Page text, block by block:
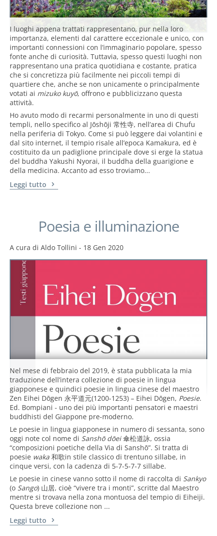
I luoghi appena trattati rappresentano, pur nella loro
importanza, elementi dal carattere eccezionale e unico, con
importanti connessioni con l’immaginario popolare, spesso
fonte anche di curiosità. Tuttavia, spesso questi luoghi non
rappresentano una pratica quotidiana e costante, pratica
che si concretizza più facilmente nei piccoli tempi di
quartiere che, anche se non unicamente o principalmente
votati ai mizuko kuyō, offrono e pubblicizzano questa
attività.
Ho avuto modo di recarmi personalmente in uno di questi
templi, nello specifico al Jōshōji 常性寺, nell’area di Chufu
nella periferia di Tokyo. Come si può leggere dai volantini e
dal sito internet, il tempio risale all’epoca Kamakura, ed è
costituito da un padiglione principale dove si erge la statua
del buddha Yakushi Nyorai, il buddha della guarigione e
della medicina. Accanto ad esso troviamo...
Leggi tutto
Poesia e illuminazione
A cura di Aldo Tollini - 18 Gen 2020
Nel mese di febbraio del 2019, è stata pubblicata la mia
traduzione dell’intera collezione di poesie in lingua
giapponese e quindici poesie in lingua cinese del maestro
Zen Eihei Dōgen 永平道元(1200-1253) – Eihei Dōgen, Poesie.
Ed. Bompiani - uno dei più importanti pensatori e maestri
buddhisti del Giappone pre-moderno.
Le poesie in lingua giapponese in numero di sessanta, sono
oggi note col nome di Sanshō dōei傘松道詠, ossia
“composizioni poetiche della Via di Sanshō”. Si tratta di
poesie waka 和歌in stile classico di trentuno sillabe, in
cinque versi, con la cadenza di 5-7-5-7-7 sillabe.
Le poesie in cinese vanno sotto il nome di raccolta di Sankyo
(o Sango) 山居, cioè “vivere tra i monti”, scritte dal Maestro
mentre si trovava nella zona montuosa del tempio di Eiheiji.
Questa breve collezione non ...
Leggi tutto